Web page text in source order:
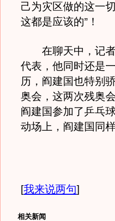
己为灾区做的这一
这都是应该的”！
在聊天中，记者
代表，他同时还是
历，阎建国也特别
奥会，这两次残奥
阎建国参加了乒乓
动场上，阎建国同
[我来说两句]
相关新闻